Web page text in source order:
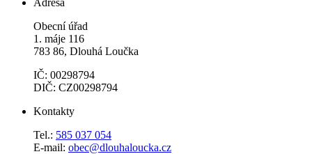
Obecní úřad
1. máje 116
783 86, Dlouhá Loučka
IČ: 00298794
DIČ: CZ00298794
Kontakty
Tel.: 585 037 054
E-mail: obec@dlouhaloucka.cz